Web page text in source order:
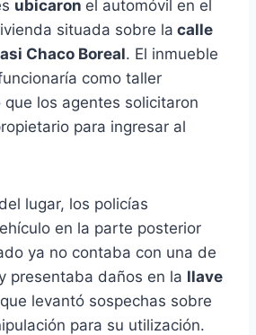
ubicaron el automóvil en el
situada sobre la calle
Chaco Boreal. El inmueble
como taller
que los agentes solicitaron
para ingresar al
lugar, los policías
en la parte posterior
ya no contaba con una de
presentaba daños en la llave
levantó sospechas sobre
para su utilización.